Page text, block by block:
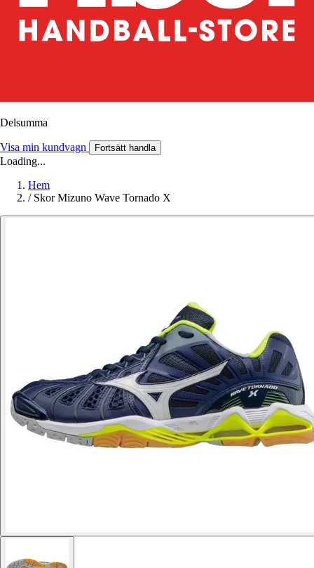
Delsumma
Visa min kundvagn Fortsätt handla
Loading...
Hem
/ Skor Mizuno Wave Tornado X